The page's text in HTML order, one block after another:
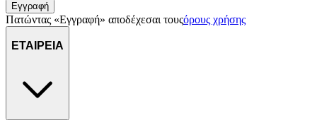
Εγγραφή
Πατώντας «Εγγραφή» αποδέχεσαι τουςόρους χρήσης
ΕΤΑΙΡΕΙΑ